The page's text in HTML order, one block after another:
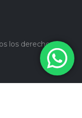
los derechos